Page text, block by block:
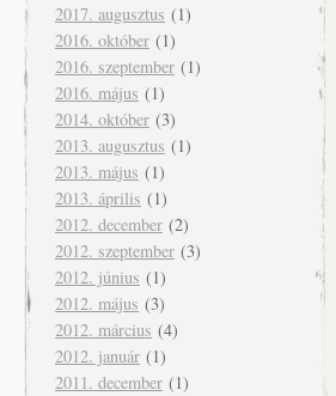
2017. augusztus (1)
2016. október (1)
2016. szeptember (1)
2016. május (1)
2014. október (3)
2013. augusztus (1)
2013. május (1)
2013. április (1)
2012. december (2)
2012. szeptember (3)
2012. június (1)
2012. május (3)
2012. március (4)
2012. január (1)
2011. december (1)